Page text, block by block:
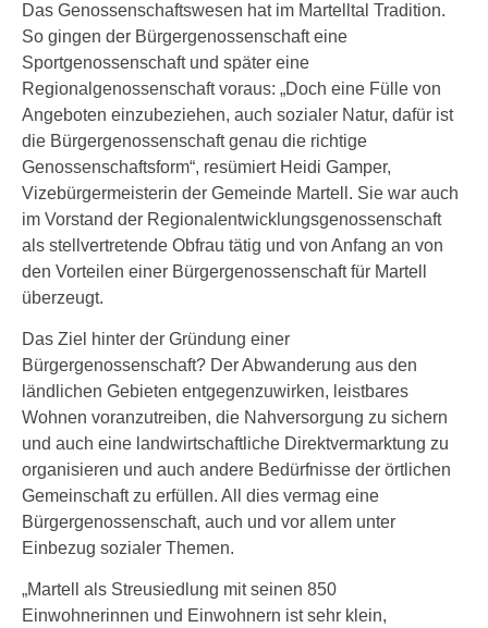
Das Genossenschaftswesen hat im Martelltal Tradition.
So gingen der Bürgergenossenschaft eine
Sportgenossenschaft und später eine
Regionalgenossenschaft voraus: „Doch eine Fülle von
Angeboten einzubeziehen, auch sozialer Natur, dafür ist
die Bürgergenossenschaft genau die richtige
Genossenschaftsform“, resümiert Heidi Gamper,
Vizebürgermeisterin der Gemeinde Martell. Sie war auch
im Vorstand der Regionalentwicklungsgenossenschaft
als stellvertretende Obfrau tätig und von Anfang an von
den Vorteilen einer Bürgergenossenschaft für Martell
überzeugt.
Das Ziel hinter der Gründung einer
Bürgergenossenschaft? Der Abwanderung aus den
ländlichen Gebieten entgegenzuwirken, leistbares
Wohnen voranzutreiben, die Nahversorgung zu sichern
und auch eine landwirtschaftliche Direktvermarktung zu
organisieren und auch andere Bedürfnisse der örtlichen
Gemeinschaft zu erfüllen. All dies vermag eine
Bürgergenossenschaft, auch und vor allem unter
Einbezug sozialer Themen.
„Martell als Streusiedlung mit seinen 850
Einwohnerinnen und Einwohnern ist sehr klein,